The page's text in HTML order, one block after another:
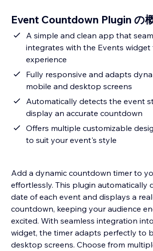
Event Countdown Plugin の
A simple and clean app that
integrates with the Events
experience
Fully responsive and adapts
mobile and desktop screens
Automatically detects the event
display an accurate countdown
Offers multiple customizable
to suit your event's style
Add a dynamic countdown timer to
effortlessly. This plugin automatically
date of each event and displays a
countdown, keeping your audience
excited. With seamless integration
widget, the timer adapts perfectly to
desktop screens. Choose from